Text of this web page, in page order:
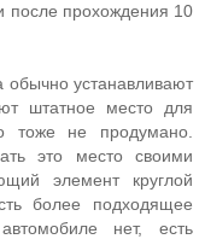
после прохождения 10
устанавливают
штатное место для
не продумано.
это место своими
элемент круглой
более подходящее
нет, есть